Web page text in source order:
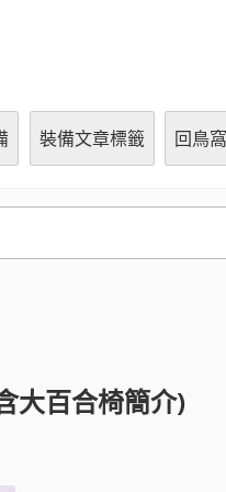
裝備文章標籤 回鳥
大百合椅簡介)